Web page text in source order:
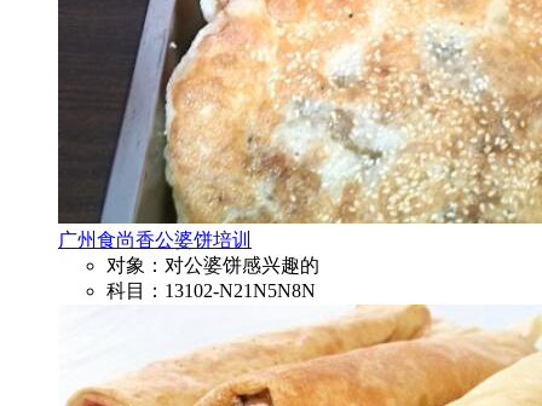
广州食尚香公婆饼培训
对象：对公婆饼感兴趣的
科目：13102-N21N5N8N